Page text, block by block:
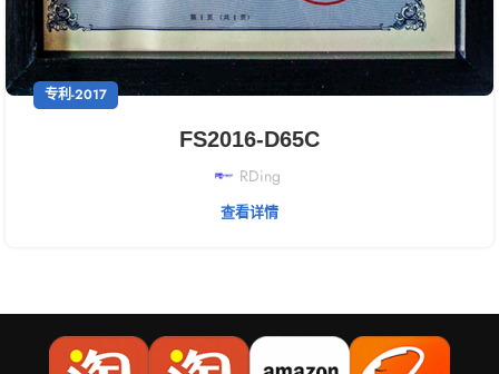
专利-2017
FS2016-D65C
RDing
查看详情